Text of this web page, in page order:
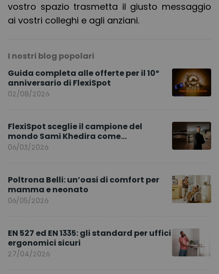
vostro spazio trasmetta il giusto messaggio
ai vostri colleghi e agli anziani.
I nostri blog popolari
Guida completa alle offerte per il 10º
anniversario di FlexiSpot
02/08/2026
FlexiSpot sceglie il campione del
mondo Sami Khedira come
ambasciatore del marchio per l’Europa
06/03/2026
Poltrona Belli: un’oasi di comfort per
mamma e neonato
06/05/2026
EN 527 ed EN 1335: gli standard per uffici
ergonomici sicuri
27/04/2026